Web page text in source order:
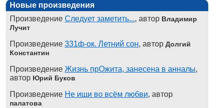
Новые произведения
Произведение Следует заметить..., автор Владимир
Лучит
Произведение 331ф-ок. Летний сон, автор Долгий
Константин
Произведение Жизнь прОжита, занесена в анналы,
автор Юрий Буков
Произведение Не ищи во всём любви, автор
палатова